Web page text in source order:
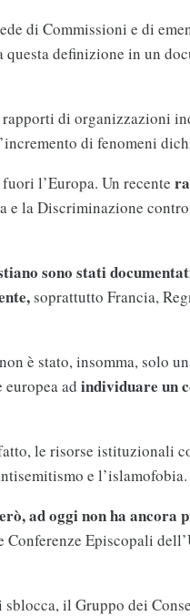
di Commissioni e di
questa definizione in un
di organizzazioni
di fenomeni
l’Europa. Un recente
e la Discriminazione
sono stati
soprattutto Francia,
è stato, insomma, solo
ad individuare un
le risorse istituzionali
e l’islamofobia.
ad oggi non ha ancora
Episcopali
il Gruppo dei